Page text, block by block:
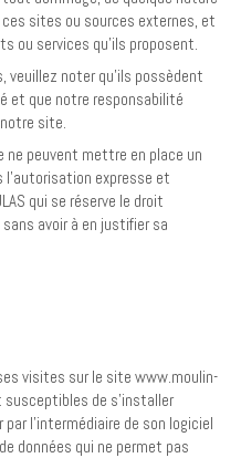
sites ou sources externes, et
ou services qu’ils proposent.
veuillez noter qu’ils possèdent
et que notre responsabilité
site.
peuvent mettre en place un
l'autorisation expresse et
qui se réserve le droit
avoir à en justifier sa
visites sur le site www.moulin-
susceptibles de s’installer
l'intermédiaire de son logiciel
données qui ne permet pas